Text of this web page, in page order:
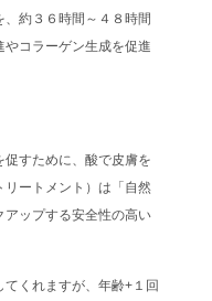
約３６時間～４８時間
コラーゲン生成を促進
すために、酸で皮膚を
ートメント）は「自然
ップする安全性の高い
くれますが、年齢+１回